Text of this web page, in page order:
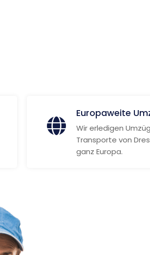
Europaweite
Wir erledigen
Transporte von
ganz Europa.